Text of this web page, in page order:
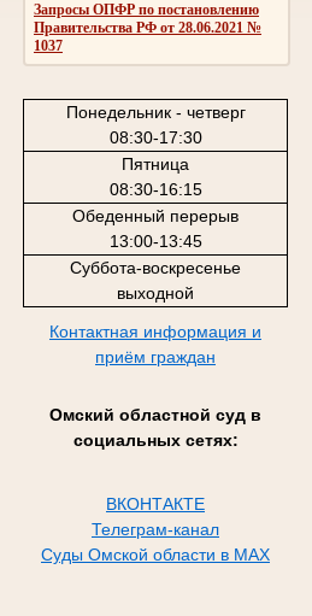
Запросы ОПФР по постановлению
Правительства РФ от 28.06.2021 №
1037
Понедельник - четверг
08:30-17:30
Пятница
08:30-16:15
Обеденный перерыв
13:00-13:45
Суббота-воскресенье
выходной
Контактная информация и
приём граждан
Омский областной суд в
социальных сетях:
ВКОНТАКТЕ
Телеграм-канал
Суды Омской области в MAX